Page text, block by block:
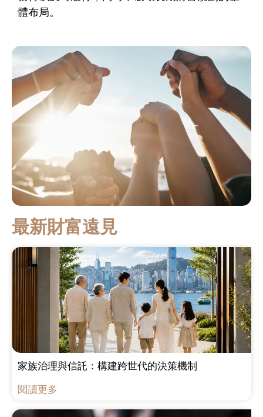
體布局。
最新財富遠見
家族治理與信託：構建跨世代的決策機制
閱讀更多